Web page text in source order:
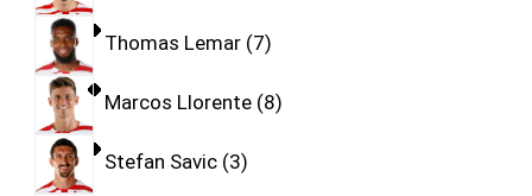
Thomas Lemar 7
Marcos Llorente 8
Stefan Savic 3